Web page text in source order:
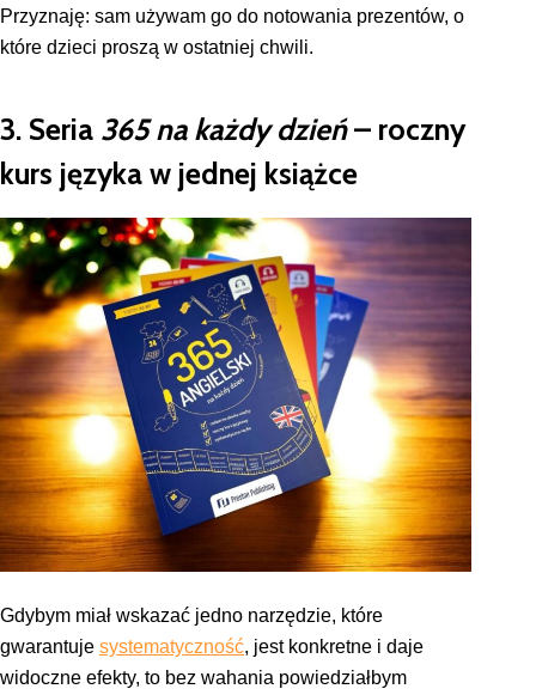
Przyznaję: sam używam go do notowania prezentów, o
które dzieci proszą w ostatniej chwili.
3. Seria 365 na każdy dzień– roczny
kurs języka w jednej książce
Gdybym miał wskazać jedno narzędzie, które
gwarantuje systematyczność, jest konkretne i daje
widoczne efekty, to bez wahania powiedziałbym